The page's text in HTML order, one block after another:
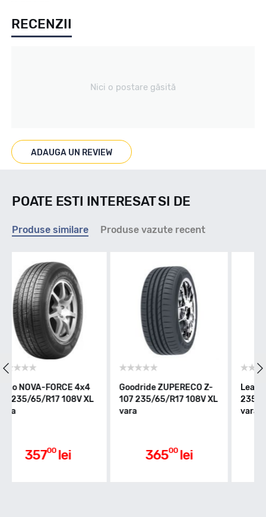
Vara
Marcaje
Indice greutate
108
Clasa de eficienta
D
RECENZII
Nici o postare găsită
ADAUGA UN REVIEW
POATE ESTI INTERESAT SI DE
Produse similare Produse vazute recent
ZUPERECO Z-
65/R17 108V XL
36500 lei
Leao NOVA-FORCE C/S
235/65/R17 108V XL
37000 lei
Westlake
107 235/